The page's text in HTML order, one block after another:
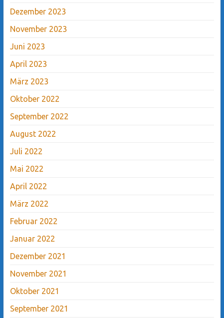
Dezember 2023
November 2023
Juni 2023
April 2023
März 2023
Oktober 2022
September 2022
August 2022
Juli 2022
Mai 2022
April 2022
März 2022
Februar 2022
Januar 2022
Dezember 2021
November 2021
Oktober 2021
September 2021